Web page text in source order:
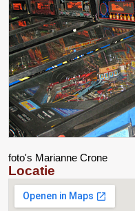
foto's Marianne Crone
Locatie